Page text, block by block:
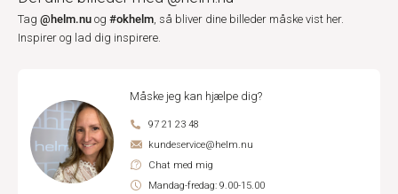
Tag @helm.nu og #okhelm, så bliver dine billeder måske vist her.
Inspirer og lad dig inspirere.
Måske jeg kan hjælpe dig?
97 21 23 48
kundeservice@helm.nu
Chat med mig
Mandag-fredag: 9.00-15.00